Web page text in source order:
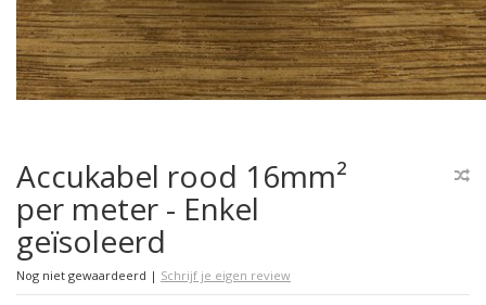
Accukabel rood 16mm²
per meter - Enkel
geïsoleerd
Nog niet gewaardeerd | Schrijf je eigen review